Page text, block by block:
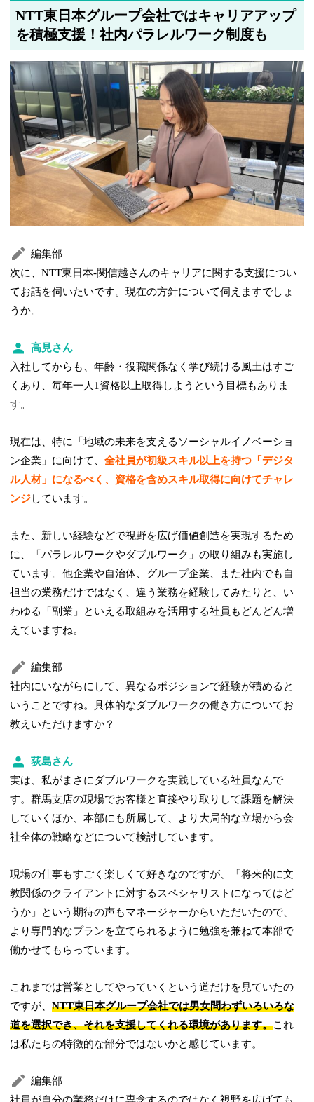
NTT東日本グループ会社ではキャリアアップ
を積極支援！社内パラレルワーク制度も
編集部
次に、NTT東日本-関信越さんのキャリアに関する支援につい
てお話を伺いたいです。現在の方針について伺えますでしょ
うか。
高見さん
入社してからも、年齢・役職関係なく学び続ける風土はすご
くあり、毎年一人1資格以上取得しようという目標もありま
す。
現在は、特に「地域の未来を支えるソーシャルイノベーショ
ン企業」に向けて、全社員が初級スキル以上を持つ「デジタ
ル人材」になるべく、資格を含めスキル取得に向けてチャレ
ンジしています。
また、新しい経験などで視野を広げ価値創造を実現するため
に、「パラレルワークやダブルワーク」の取り組みも実施し
ています。他企業や自治体、グループ企業、また社内でも自
担当の業務だけではなく、違う業務を経験してみたりと、い
わゆる「副業」といえる取組みを活用する社員もどんどん増
えていますね。
編集部
社内にいながらにして、異なるポジションで経験が積めると
いうことですね。具体的なダブルワークの働き方についてお
教えいただけますか？
荻島さん
実は、私がまさにダブルワークを実践している社員なんで
す。群馬支店の現場でお客様と直接やり取りして課題を解決
していくほか、本部にも所属して、より大局的な立場から会
社全体の戦略などについて検討しています。
現場の仕事もすごく楽しくて好きなのですが、「将来的に文
教関係のクライアントに対するスペシャリストになってはど
うか」という期待の声もマネージャーからいただいたので、
より専門的なプランを立てられるように勉強を兼ねて本部で
働かせてもらっています。
これまでは営業としてやっていくという道だけを見ていたの
ですが、NTT東日本グループ会社では男女問わずいろいろな
道を選択でき、それを支援してくれる環境があります。これ
は私たちの特徴的な部分ではないかと感じています。
編集部